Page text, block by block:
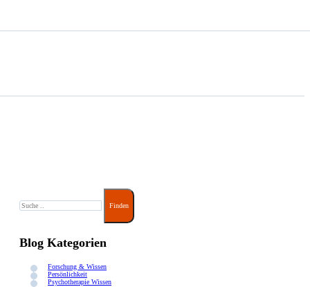
Finden
Blog Kategorien
Forschung & Wissen
Persönlichkeit
Psychotherapie Wissen